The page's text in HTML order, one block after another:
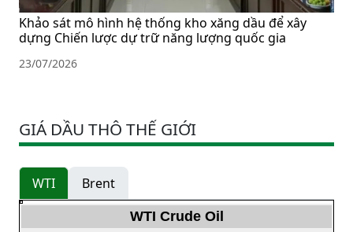
Khảo sát mô hình hệ thống kho xăng dầu để xây
dựng Chiến lược dự trữ năng lượng quốc gia
23/07/2026
GIÁ DẦU THÔ THẾ GIỚI
WTI Brent
WTI Crude Oil